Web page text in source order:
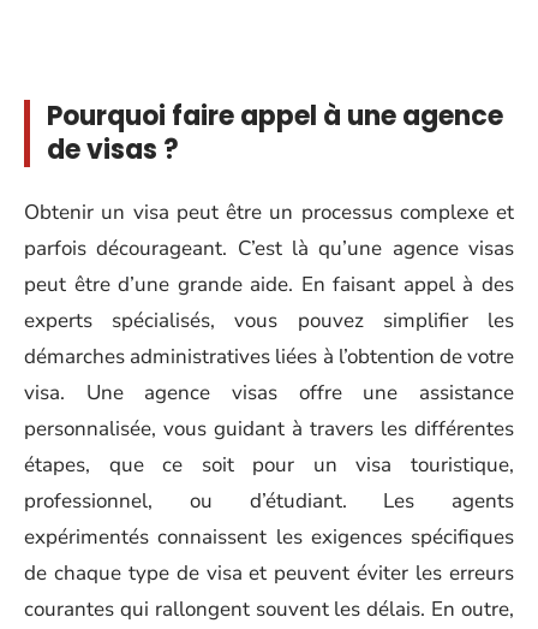
Pourquoi faire appel à une agence
de visas ?
Obtenir un visa peut être un processus complexe et
parfois décourageant. C’est là qu’une agence visas
peut être d’une grande aide. En faisant appel à des
experts spécialisés, vous pouvez simplifier les
démarches administratives liées à l’obtention de votre
visa. Une agence visas offre une assistance
personnalisée, vous guidant à travers les différentes
étapes, que ce soit pour un visa touristique,
professionnel, ou d’étudiant. Les agents
expérimentés connaissent les exigences spécifiques
de chaque type de visa et peuvent éviter les erreurs
courantes qui rallongent souvent les délais. En outre,